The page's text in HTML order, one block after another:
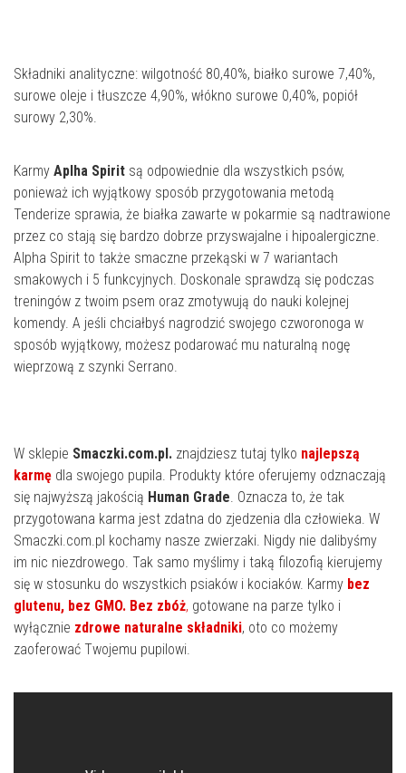
Składniki analityczne: wilgotność 80,40%, białko surowe 7,40%,
surowe oleje i tłuszcze 4,90%, włókno surowe 0,40%, popiół
surowy 2,30%.
Karmy Aplha Spirit są odpowiednie dla wszystkich psów,
ponieważ ich wyjątkowy sposób przygotowania metodą
Tenderize sprawia, że białka zawarte w pokarmie są nadtrawione
przez co stają się bardzo dobrze przyswajalne i hipoalergiczne.
Alpha Spirit to także smaczne przekąski w 7 wariantach
smakowych i 5 funkcyjnych. Doskonale sprawdzą się podczas
treningów z twoim psem oraz zmotywują do nauki kolejnej
komendy. A jeśli chciałbyś nagrodzić swojego czworonoga w
sposób wyjątkowy, możesz podarować mu naturalną nogę
wieprzową z szynki Serrano.
W sklepie Smaczki.com.pl. znajdziesz tutaj tylko najlepszą
karmę dla swojego pupila. Produkty które oferujemy odznaczają
się najwyższą jakością Human Grade. Oznacza to, że tak
przygotowana karma jest zdatna do zjedzenia dla człowieka. W
Smaczki.com.pl kochamy nasze zwierzaki. Nigdy nie dalibyśmy
im nic niezdrowego. Tak samo myślimy i taką filozofią kierujemy
się w stosunku do wszystkich psiaków i kociaków. Karmy bez
glutenu, bez GMO. Bez zbóż, gotowane na parze tylko i
wyłącznie zdrowe naturalne składniki, oto co możemy
zaoferować Twojemu pupilowi.